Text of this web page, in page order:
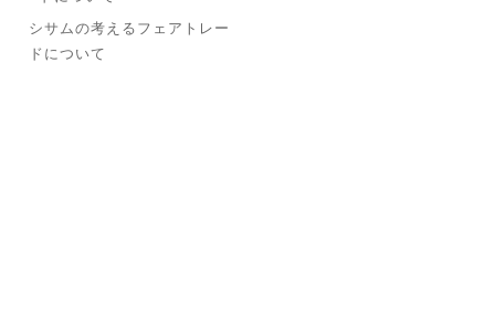
シサムの考えるフェアトレー
ドについて